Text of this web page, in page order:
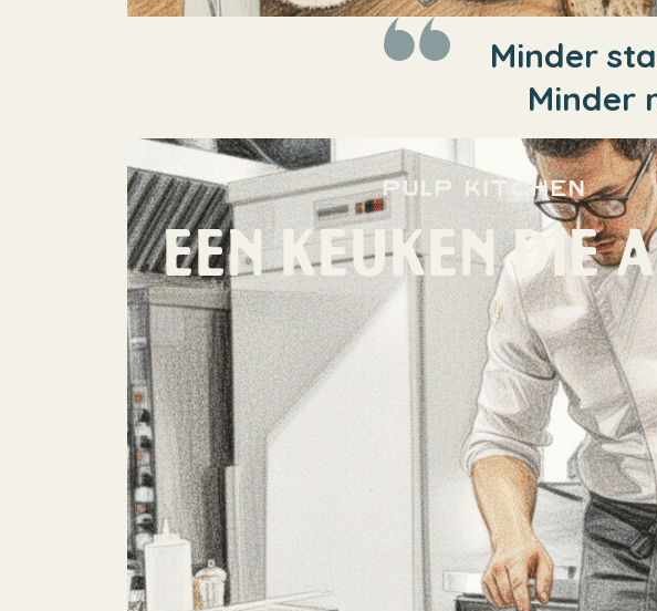
Minder
Minder
Pulp Kitchen
EEN KEUKEN DIE